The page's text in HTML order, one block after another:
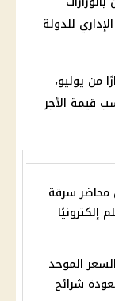
للدولة
من يوليو،
قيمة الأجر
محاضر سرقة
إلكترونيًا
الموحد
شرائح